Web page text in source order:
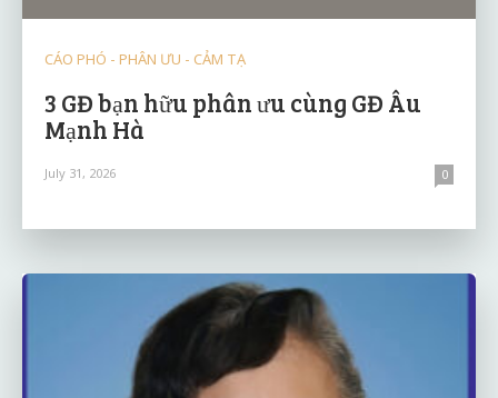
CÁO PHÓ - PHÂN ƯU - CẢM TẠ
3 GĐ bạn hữu phân ưu cùng GĐ Âu
Mạnh Hà
July 31, 2026 0